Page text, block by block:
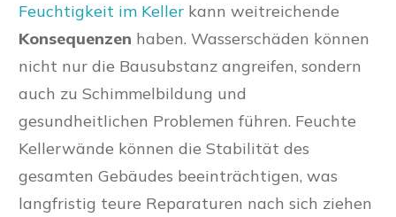
Feuchtigkeit im Keller kann weitreichende
Konsequenzen haben. Wasserschäden können
nicht nur die Bausubstanz angreifen, sondern
auch zu Schimmelbildung und
gesundheitlichen Problemen führen. Feuchte
Kellerwände können die Stabilität des
gesamten Gebäudes beeinträchtigen, was
langfristig teure Reparaturen nach sich ziehen